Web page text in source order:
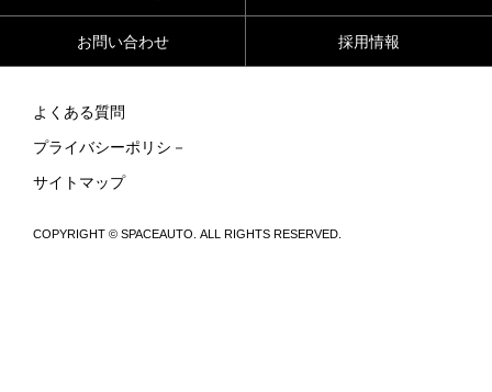
お問い合わせ 採用情報
COPYRIGHT © SPACEAUTO. ALL RIGHTS RESERVED.
よくある質問
プライバシーポリシ－
サイトマップ